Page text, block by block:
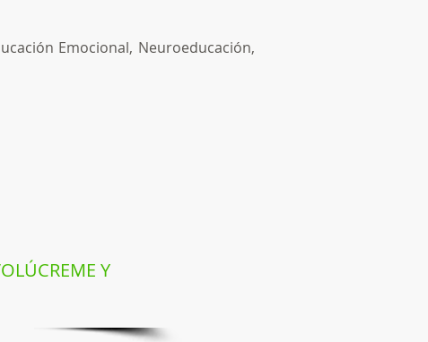
Emocional, Neuroeducación,
Y